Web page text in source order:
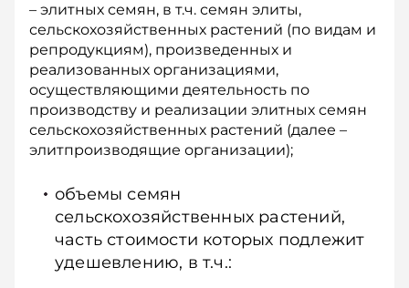
– элитных семян, в т.ч. семян элиты,
сельскохозяйственных растений (по видам и
репродукциям), произведенных и
реализованных организациями,
осуществляющими деятельность по
производству и реализации элитных семян
сельскохозяйственных растений (далее –
элитпроизводящие организации);
объемы семян
сельскохозяйственных растений,
часть стоимости которых подлежит
удешевлению, в т.ч.: